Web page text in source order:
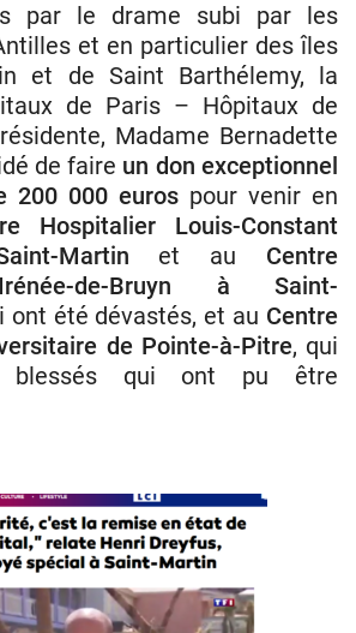
par le drame subi par les
et en particulier des îles
et de Saint Barthélemy, la
de Paris – Hôpitaux de
Madame Bernadette
de faire un don exceptionnel
200 000 euros pour venir en
Hospitalier Louis-Constant
Martin et au Centre
de-Bruyn à Saint-
ont été dévastés, et au Centre
de Pointe-à-Pitre, qui
blessés qui ont pu être